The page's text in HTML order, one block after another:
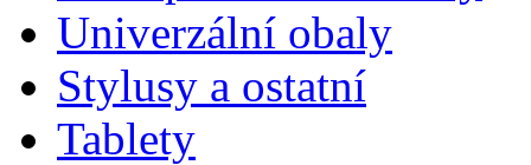
Univerzální obaly
Stylusy a ostatní
Tablety